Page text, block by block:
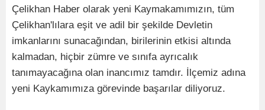
Çelikhan Haber olarak yeni Kaymakamımızın, tüm
Çelikhan'lılara eşit ve adil bir şekilde Devletin
imkanlarını sunacağından, birilerinin etkisi altında
kalmadan, hiçbir zümre ve sınıfa ayrıcalık
tanımayacağına olan inancımız tamdır. İlçemiz adına
yeni Kaykamımıza görevinde başarılar diliyoruz.